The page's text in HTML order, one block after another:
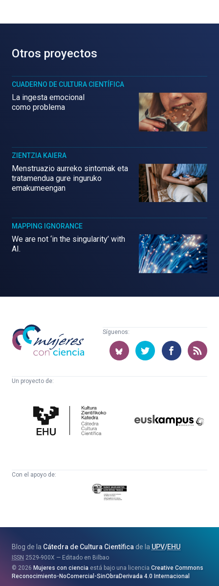
Otros proyectos
CUADERNO DE CULTURA CIENTÍFICA
La ingesta emocional
como problema
ZIENTZIA KAIERA
Menstruazio aurreko sintomak eta
tratamendua gure inguruko
emakumeengan
MAPPING IGNORANCE
We are not ‘in the singularity’ with
AI.
Mujeres
con
ciencia
Síguenos:
Un proyecto de:
Cultura
Científica
Con el apoyo de:
Eusko
Jaurlaritza
eta
Berrikuntza
Saila
Blog de la Cátedra de Cultura Científica de la UPV/EHU
ISSN 2529-900X
Editado en Bilbao
2026 Mujeres con ciencia está bajo una licencia Creative Commons
Reconocimiento-NoComercial-SinObraDerivada 4.0 Internacional